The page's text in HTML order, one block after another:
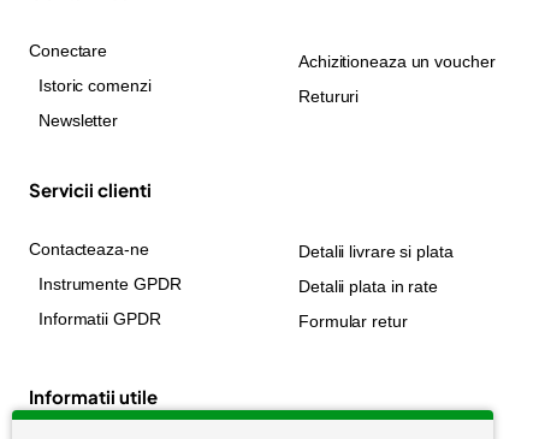
Conectare
Istoric comenzi
Newsletter
Achizitioneaza un voucher
Retururi
Servicii clienti
Contacteaza-ne
Instrumente GPDR
Informatii GPDR
Detalii livrare si plata
Detalii plata in rate
Formular retur
Informatii utile